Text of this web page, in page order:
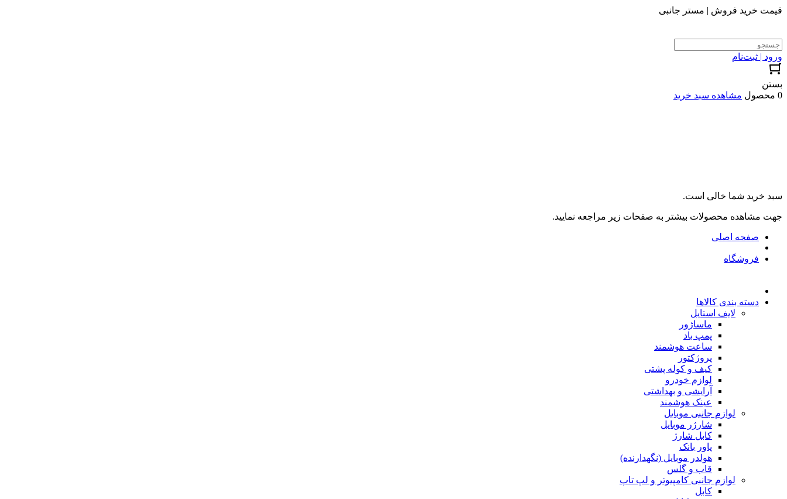
قیمت خرید فروش | مستر جانبی
ورود | ثبت‌نام
بستن
0 محصول
مشاهده سبد خرید
سبد خرید شما خالی است.
جهت مشاهده محصولات بیشتر به صفحات زیر مراجعه نمایید.
صفحه اصلی
فروشگاه
دسته بندی کالاها
لایف استایل
ماساژور
پمپ باد
ساعت هوشمند
پروژکتور
کیف و کوله پشتی
لوازم خودرو
آرایشی و بهداشتی
عینک هوشمند
لوازم جانبی موبایل
شارژر موبایل
کابل شارژ
پاور بانک
هولدر موبایل (نگهدارنده)
قاب و گلس
لوازم جانبی کامپیوتر و لپ تاپ
کابل